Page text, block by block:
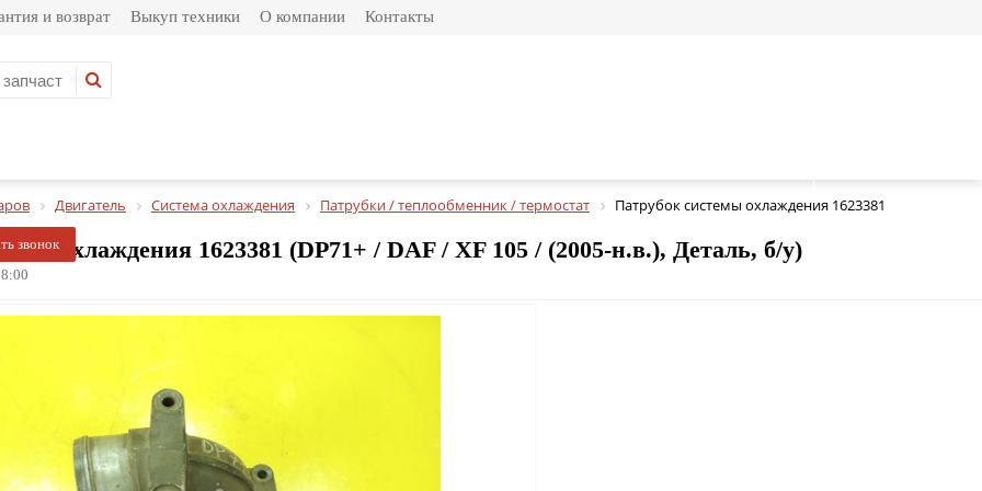
и возврат Выкуп техники О компании Контакты
звонок
Двигатель Система охлаждения Патрубки / теплообменник / термостат Патрубок системы охлаждения 1623381
охлаждения 1623381 (DP71+ / DAF / XF 105 / (2005-н.в.), Деталь, б/у)